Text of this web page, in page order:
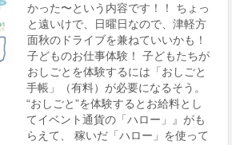
かった〜という内容です！！ ちょっ
と遠いけで、日曜日なので、津軽方
面秋のドライブを兼ねていいかも！
子どものお仕事体験！ 子どもたちが
おしごとを体験するには「おしごと
手帳」（有料）が必要になるそう。
“おしごと”を体験するとお給料とし
てイベント通貨の「ハロー」』がも
らえて、 稼いだ「ハロー」を使って